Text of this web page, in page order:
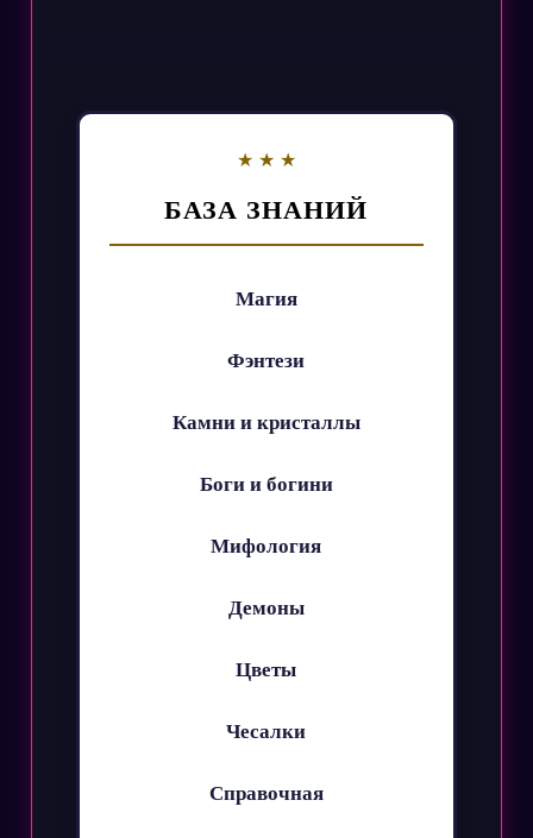
БАЗА ЗНАНИЙ
Магия
Фэнтези
Камни и кристаллы
Боги и богини
Мифология
Демоны
Цветы
Чесалки
Справочная